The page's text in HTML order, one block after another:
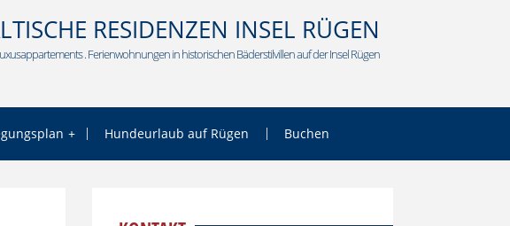
RESIDENZEN INSEL RÜGEN
. Ferienwohnungen in historischen Bäderstilvillen auf der Insel Rügen
Hundeurlaub auf Rügen Buchen